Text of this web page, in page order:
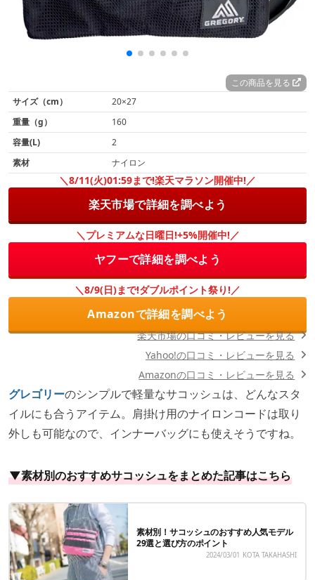
この商品を見る
サイズ（cm）
20×27
重量（g）
160
容量(L)
2
素材
ナイロン
＼8/11(火)01:59まで!楽天マラソン開催中!／
楽天市場で詳細を調べよう
＼プレミアムな日曜日!+5%開催中!／
ヤフーで詳細を調べよう
＼8/9(日)まで!ダブルポイント祭り!／
Amazonで詳細を調べよう
グレゴリーのシンプルで軽量なサコッシュは、どんなスタ
イルにも合うアイテム。肩掛け用のナイロンコードは取り
外しも可能なので、インナーバッグにも使えそうですね。
楽天市場の口コミ・レビューを見る
Yahoo!の口コミ・レビューを見る
Amazonの口コミ・レビューを見る
▼素材別のおすすめサコッシュをまとめた記事はこちら
素材別！サコッシュのおすすめ人気モデル
29選と選び方のポイント
2024/03/01 KOTA TAKAHASHI